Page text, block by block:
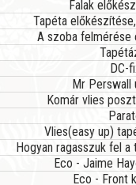
Falak
Tapéta
A szoba felmérése
DC-
Mr Perswall
Komár vlies
Vlies(easy up)
Hogyan ragasszuk fel
Eco - Jaime
Eco - Front